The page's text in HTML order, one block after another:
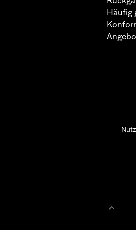
Häufig